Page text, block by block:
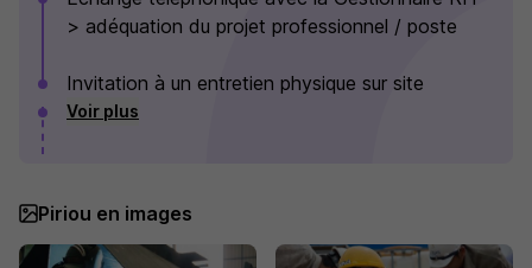
> adéquation du projet professionnel / poste
Invitation à un entretien physique sur site
Voir plus
Piriou en images